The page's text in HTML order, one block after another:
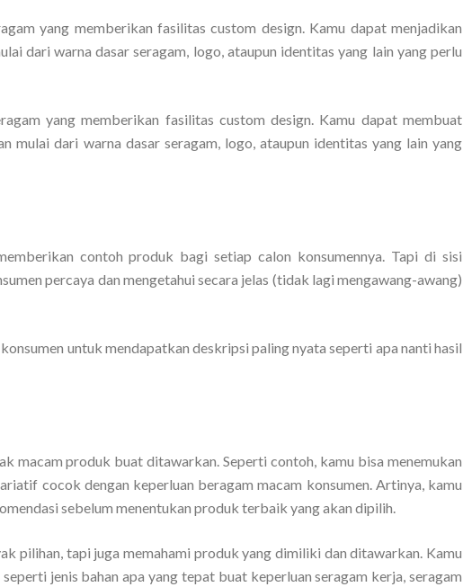
yang memberikan fasilitas custom design. Kamu dapat menjadikan
dari warna dasar seragam, logo, ataupun identitas yang lain yang perlu
yang memberikan fasilitas custom design. Kamu dapat membuat
mulai dari warna dasar seragam, logo, ataupun identitas yang lain yang
contoh produk bagi setiap calon konsumennya. Tapi di sisi
percaya dan mengetahui secara jelas (tidak lagi mengawang-awang)
untuk mendapatkan deskripsi paling nyata seperti apa nanti hasil
macam produk buat ditawarkan. Seperti contoh, kamu bisa menemukan
cocok dengan keperluan beragam macam konsumen. Artinya, kamu
sebelum menentukan produk terbaik yang akan dipilih.
pilihan, tapi juga memahami produk yang dimiliki dan ditawarkan. Kamu
jenis bahan apa yang tepat buat keperluan seragam kerja, seragam